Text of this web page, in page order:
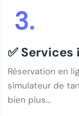
✅ Services
Réservation en
simulateur de
bien plus...